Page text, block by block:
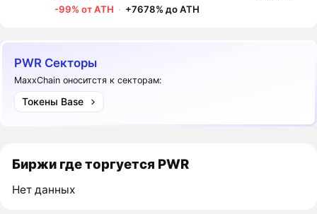
-99% от ATH · +7678% до ATH
PWR Секторы
MaxxChain оноситстя к секторам:
Токены Base
Биржи где торгуется PWR
Нет данных